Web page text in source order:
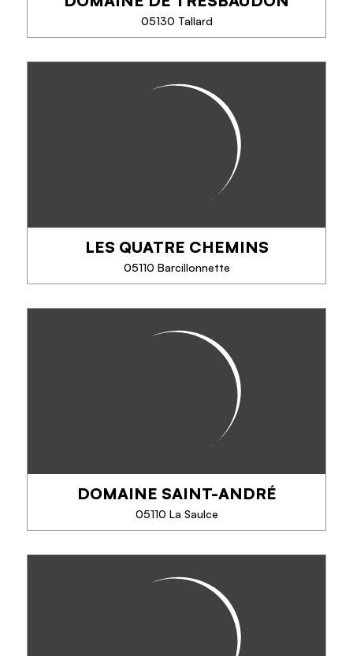
05130 Tallard
Producteur récoltant labellisé Vignerons
Indépendants. Le domaine propose des vins
rouges, rosés, blancs ainsi qu'un pétillant sous l'IGP
TÉLÉPHONE
EN SAVOIR PLUS
LES QUATRE CHEMINS
05110 Barcillonnette
EN SAVOIR PLUS
DOMAINE SAINT-ANDRÉ
05110 La Saulce
+30 ans d'agriculture bio, production de vin rouge,
blanc, rosé et méthode traditionnelle 100%
chardonnay. Pommes, poires, jus de fruits,
compotes, cidre, pétillant. Vente au domaine